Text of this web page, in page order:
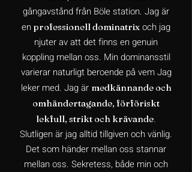
gångavstånd från Böle station. Jag är
en professionell dominatrix och jag
njuter av att det finns en genuin
koppling mellan oss. Min dominansstil
varierar naturligt beroende på vem Jag
leker med. Jag är medkännande och
omhändertagande, förföriskt
lekfull, strikt och krävande.
Slutligen är jag alltid tillgiven och vänlig.
Det som händer mellan oss stannar
mellan oss. Sekretess, både min och